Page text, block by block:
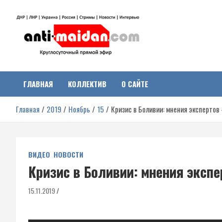
Антимайдан:
Гражданская война на
Украине
о гражданской войне на Украине, включая события в Новороссии,
ДНР, ЛНР и других регионах.
ГЛАВНАЯ КОЛЛЕКТИВ О САЙТЕ
Главная 2019 Ноябрь 15 Кризис в Боливии: мнения
ВИДЕО НОВОСТИ
Кризис в Боливии: мнения
15.11.2019